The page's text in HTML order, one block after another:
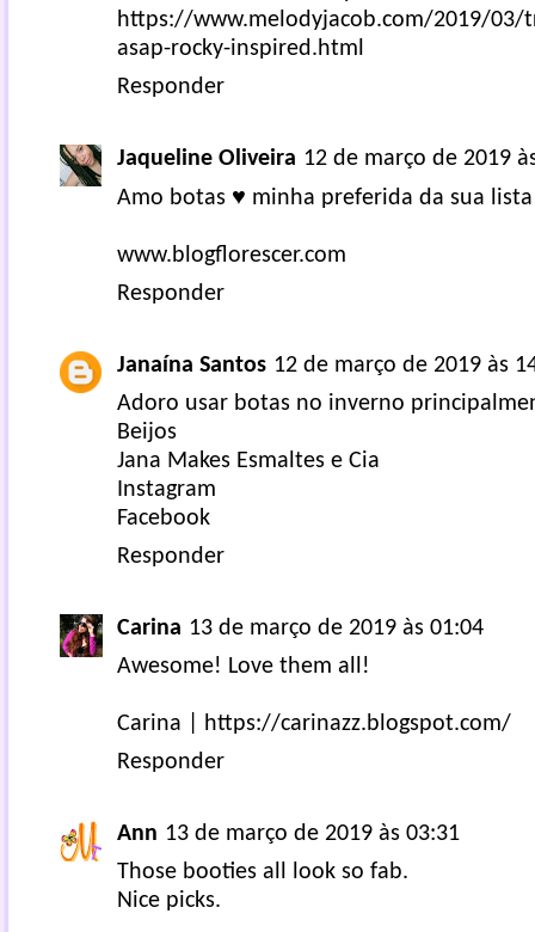
https://www.melodyjacob.com/2019/03/
asap-rocky-inspired.html
Responder
Jaqueline Oliveira 12 de março de 2019
Amo botas ♥ minha preferida da sua
www.blogflorescer.com
Responder
Janaína Santos 12 de março de 2019 às
Adoro usar botas no inverno
Beijos
Jana Makes Esmaltes e Cia
Instagram
Facebook
Responder
Carina 13 de março de 2019 às 01:04
Awesome! Love them all!
Carina | https://carinazz.blogspot.com/
Responder
Ann 13 de março de 2019 às 03:31
Those booties all look so fab.
Nice picks.